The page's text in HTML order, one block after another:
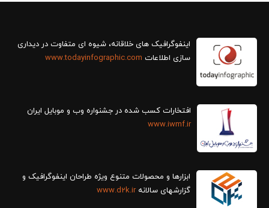
سازی اطلاعات www.todayinfographic.com
افتخارات کسب شده در جشنواره وب و موبایل ایران
www.iwmf.ir
ابزارها و محصولات متنوع ویژه طراحان اینفوگرافیک و
گزارش‎های سالانه
www.d2k.ir